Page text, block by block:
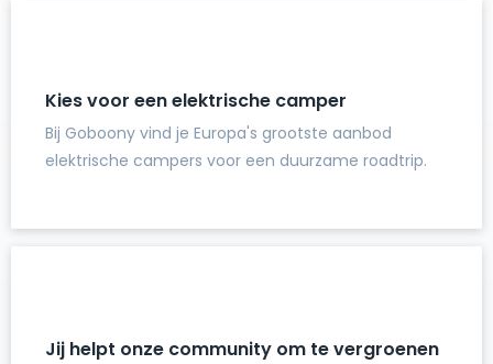
Kies voor een elektrische camper
Bij Goboony vind je Europa's grootste aanbod
elektrische campers voor een duurzame roadtrip.
Jij helpt onze community om te vergroenen